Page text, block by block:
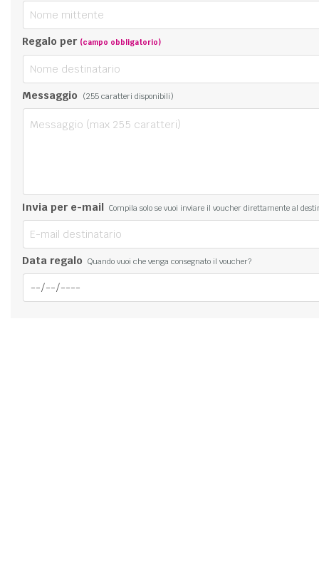
Regalo per (campo obbligatorio)
Messaggio (255 caratteri disponibili)
Invia per e-mail Compila solo se vuoi inviare il voucher direttamente al
Data regalo Quando vuoi che venga consegnato il voucher?